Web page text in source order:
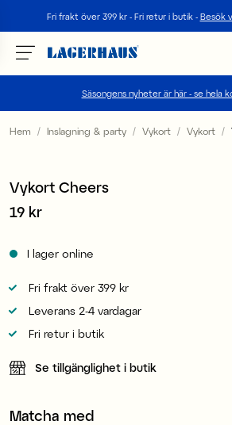
Fri frakt över 399 kr - Fri retur i butik - Besök
Säsongens nyheter är här - se hela
Välj språk / valuta
FI / EUR
SE / SEK
Hem Inslagning & party Vykort Vykort
Vykort Cheers
Pris:19 kr
19 kr
I lager online
Fri frakt över 399 kr
Leverans 2-4 vardagar
Fri retur i butik
Se tillgänglighet i butik
Matcha med